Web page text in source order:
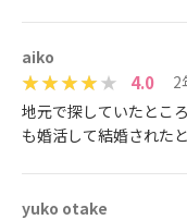
aiko
4.0
2
地元で探していたとこ
も婚活して結婚された
yuko otake